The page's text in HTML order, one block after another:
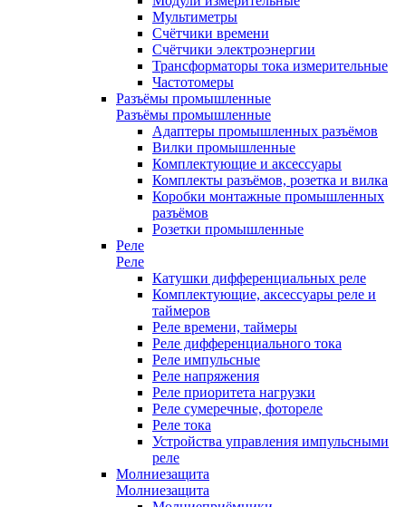
Мультиметры
Счётчики времени
Счётчики электроэнергии
Трансформаторы тока измерительные
Частотомеры
Разъёмы промышленные
Разъёмы промышленные
Адаптеры промышленных разъёмов
Вилки промышленные
Комплектующие и аксессуары
Комплекты разъёмов, розетка и вилка
Коробки монтажные промышленных
разъёмов
Розетки промышленные
Реле
Реле
Катушки дифференциальных реле
Комплектующие, аксессуары реле и
таймеров
Реле времени, таймеры
Реле дифференциального тока
Реле импульсные
Реле напряжения
Реле приоритета нагрузки
Реле сумеречные, фотореле
Реле тока
Устройства управления импульсными
реле
Молниезащита
Молниезащита